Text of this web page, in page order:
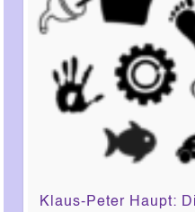
Klaus-Peter Haupt: